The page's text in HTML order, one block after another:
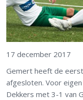
17 december 2017
Gemert heeft de
afgesloten. Voor
Dekkers met 3-1 van